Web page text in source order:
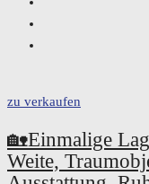
zu verkaufen
🏡Einmalige
Weite,